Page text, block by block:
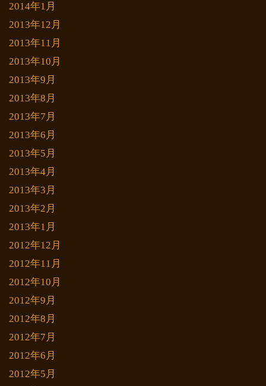
2014年1月
2013年12月
2013年11月
2013年10月
2013年9月
2013年8月
2013年7月
2013年6月
2013年5月
2013年4月
2013年3月
2013年2月
2013年1月
2012年12月
2012年11月
2012年10月
2012年9月
2012年8月
2012年7月
2012年6月
2012年5月